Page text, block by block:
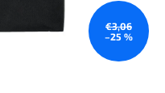
€3,06
–25 %